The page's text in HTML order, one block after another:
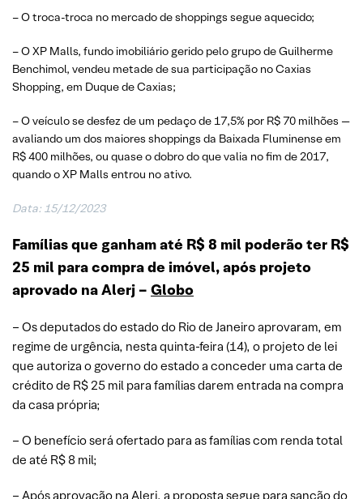
– O troca-troca no mercado de shoppings segue aquecido;
– O XP Malls, fundo imobiliário gerido pelo grupo de Guilherme
Benchimol, vendeu metade de sua participação no Caxias
Shopping, em Duque de Caxias;
– O veículo se desfez de um pedaço de 17,5% por R$ 70 milhões —
avaliando um dos maiores shoppings da Baixada Fluminense em
R$ 400 milhões, ou quase o dobro do que valia no fim de 2017,
quando o XP Malls entrou no ativo.
Data: 15/12/2023
Famílias que ganham até R$ 8 mil poderão ter R$
25 mil para compra de imóvel, após projeto
aprovado na Alerj – Globo
– Os deputados do estado do Rio de Janeiro aprovaram, em
regime de urgência, nesta quinta-feira (14), o projeto de lei
que autoriza o governo do estado a conceder uma carta de
crédito de R$ 25 mil para famílias darem entrada na compra
da casa própria;
– O benefício será ofertado para as famílias com renda total
de até R$ 8 mil;
– Após aprovação na Alerj, a proposta segue para sanção do